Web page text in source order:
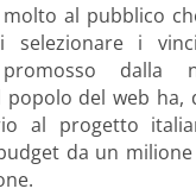
molto al pubblico
selezionare i
promosso dalla
popolo del web ha,
al progetto
da un